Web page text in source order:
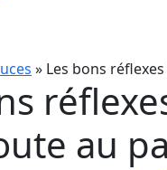
» Les bons
au